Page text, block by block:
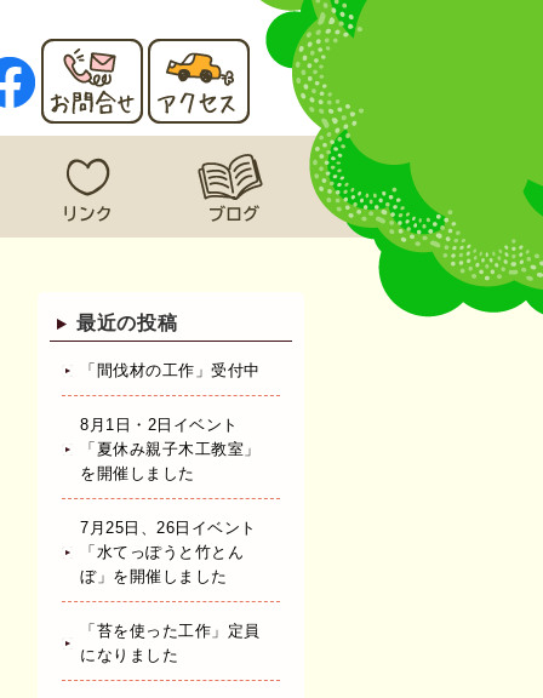
最近の投稿
「間伐材の工作」受付中
8月1日・2日イベント
「夏休み親子木工教室」
を開催しました
7月25日、26日イベント
「水てっぽうと竹とん
ぼ」を開催しました
「苔を使った工作」定員
になりました